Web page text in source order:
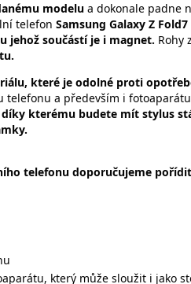
modelu a dokonale padne
telefon Samsung Galaxy Z Fold7
jehož součástí je i magnet. Rohy
které je odolné proti
telefonu a především i
kterému budete mít stylus
telefonu doporučujeme
který může sloužit i jako